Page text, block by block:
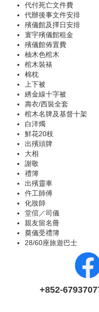
代付死亡文件費
代辦後事文件安排
殯儀館及擇日安排
寰宇殯儀館租金
殯儀館佈置費
柚木色棺木
棺木裝裱
棉枕
上下被
綉金線十字被
壽衣/西裝全套
棺木名牌及基督十架
白洋燭
鮮花20枝
出殯頭牌
大相
謝敬
禮簿
出殯靈車
仵工師傅
化妝師
堂倌／司儀
親友留名冊
奠儀受禮簿
28/60座旅遊巴士
+852-